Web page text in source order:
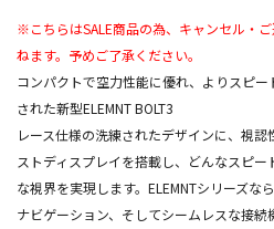
※こちらはSALE商品の為、キャンセル・
ねます。予めご了承ください。
コンパクトで空力性能に優れ、よりスピ
された新型ELEMNT BOLT3
レース仕様の洗練されたデザインに、視
ストディスプレイを搭載し、どんなスピ
な視界を実現します。ELEMNTシリーズな
ナビゲーション、そしてシームレスな接